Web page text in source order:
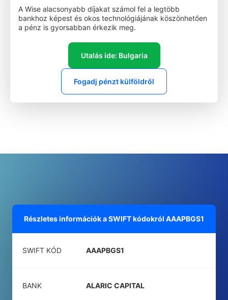
A Wise alacsonyabb díjakat számol fel a legtöbb
bankhoz képest és okos technológiájának köszönhetően
a pénz is gyorsabban érkezik meg.
Utalás ide: Bulgaria
Fogadj pénzt külföldről
Részletes információk a SWIFT kódokról AAAPBGS1
SWIFT KÓD AAAPBGS1
BANK ALARIC CAPITAL